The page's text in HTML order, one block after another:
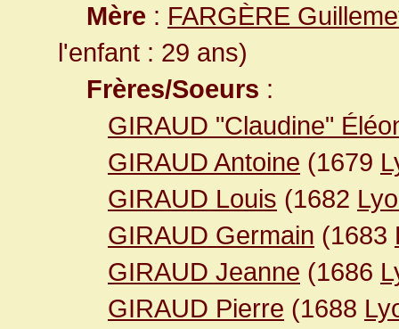
Mère : FARGÈRE
l'enfant : 29 ans)
Frères/Soeurs :
GIRAUD "Claudine"
GIRAUD Antoine (1679
GIRAUD Louis (1682
GIRAUD Germain (1683
GIRAUD Jeanne (1686
GIRAUD Pierre (1688